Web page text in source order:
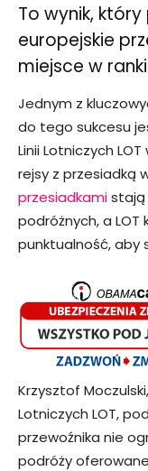
To wynik,
europejskie
miejsce w
Jednym z
do tego sukcesu
Linii Lotniczych
rejsy z przesiadką
przesiadkamistają
podróżnych, a
punktualność, aby
Krzysztof
Lotniczych LOT,
przewoźnika nie
podróży